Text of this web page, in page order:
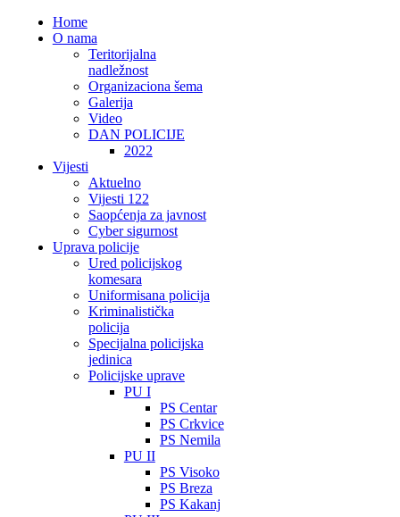
Home
O nama
Teritorijalna
nadležnost
Organizaciona šema
Galerija
Video
DAN POLICIJE
2022
Vijesti
Aktuelno
Vijesti 122
Saopćenja za javnost
Cyber sigurnost
Uprava policije
Ured policijskog
komesara
Uniformisana policija
Kriminalistička
policija
Specijalna policijska
jedinica
Policijske uprave
PU I
PS Centar
PS Crkvice
PS Nemila
PU II
PS Visoko
PS Breza
PS Kakanj